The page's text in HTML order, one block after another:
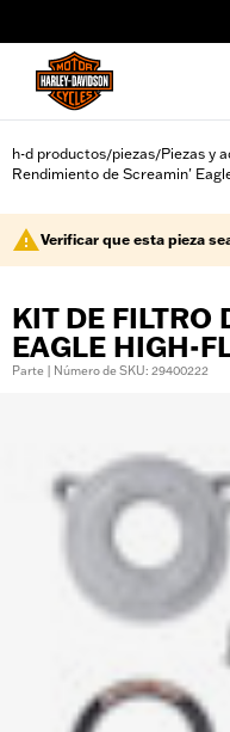
h-d productos/piezas/Piezas y
Rendimiento de Screamin'
Verificar que esta pieza
KIT DE FILTRO
EAGLE HIGH-
Parte | Número de SKU: 29400222